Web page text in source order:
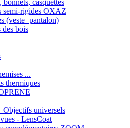
bonnets, casquettes
semi-rigides OXAZ
(veste+pantalon)
des bois
...
thermiques
Objectifs universels
- LensCoat